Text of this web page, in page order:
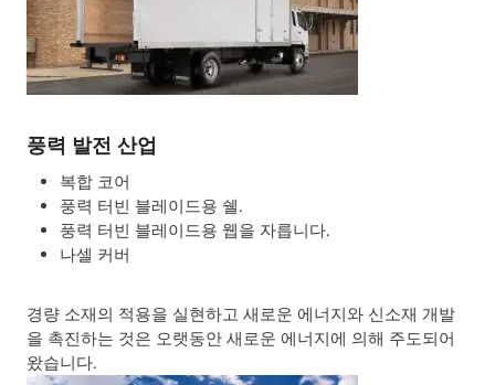
풍력 발전 산업
복합 코어
풍력 터빈 블레이드용 쉘.
풍력 터빈 블레이드용 웹을 자릅니다.
나셀 커버
경량 소재의 적용을 실현하고 새로운 에너지와 신소재 개발
을 촉진하는 것은 오랫동안 새로운 에너지에 의해 주도되어
왔습니다.